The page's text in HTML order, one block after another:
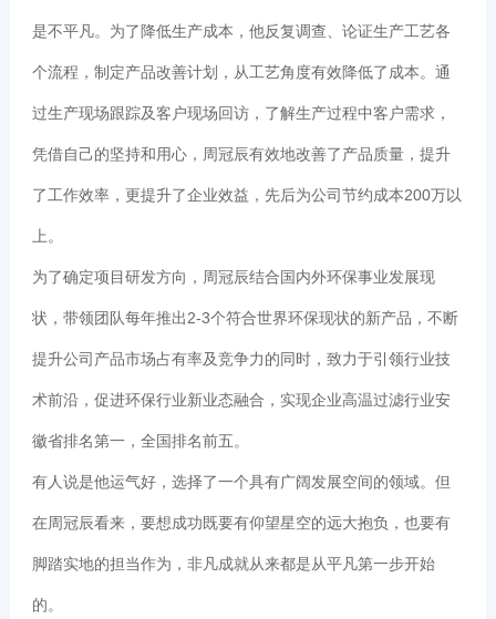
是不平凡。为了降低生产成本，他反复调查、论证生产工艺各
个流程，制定产品改善计划，从工艺角度有效降低了成本。通
过生产现场跟踪及客户现场回访，了解生产过程中客户需求，
凭借自己的坚持和用心，周冠辰有效地改善了产品质量，提升
了工作效率，更提升了企业效益，先后为公司节约成本200万以
上。
为了确定项目研发方向，周冠辰结合国内外环保事业发展现
状，带领团队每年推出2-3个符合世界环保现状的新产品，不断
提升公司产品市场占有率及竞争力的同时，致力于引领行业技
术前沿，促进环保行业新业态融合，实现企业高温过滤行业安
徽省排名第一，全国排名前五。
有人说是他运气好，选择了一个具有广阔发展空间的领域。但
在周冠辰看来，要想成功既要有仰望星空的远大抱负，也要有
脚踏实地的担当作为，非凡成就从来都是从平凡第一步开始
的。